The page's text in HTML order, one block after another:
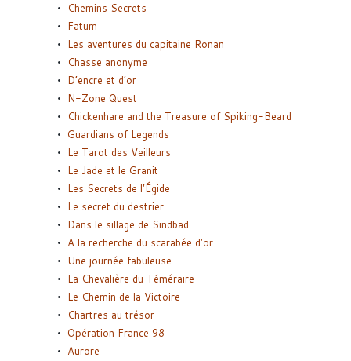
Chemins Secrets
Fatum
Les aventures du capitaine Ronan
Chasse anonyme
D’encre et d’or
N-Zone Quest
Chickenhare and the Treasure of Spiking-Beard
Guardians of Legends
Le Tarot des Veilleurs
Le Jade et le Granit
Les Secrets de l’Égide
Le secret du destrier
Dans le sillage de Sindbad
A la recherche du scarabée d’or
Une journée fabuleuse
La Chevalière du Téméraire
Le Chemin de la Victoire
Chartres au trésor
Opération France 98
Aurore